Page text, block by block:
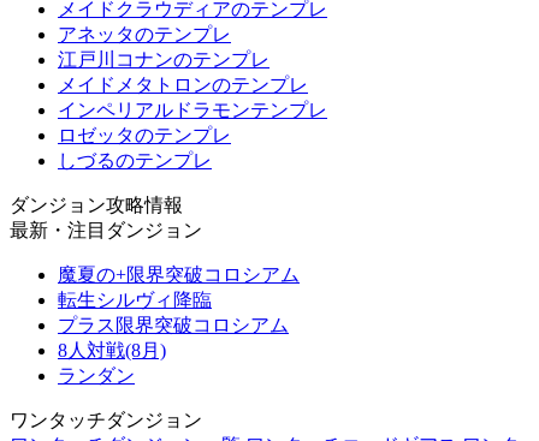
メイドクラウディアのテンプレ
アネッタのテンプレ
江戸川コナンのテンプレ
メイドメタトロンのテンプレ
インペリアルドラモンテンプレ
ロゼッタのテンプレ
しづるのテンプレ
ダンジョン攻略情報
最新・注目ダンジョン
魔夏の+限界突破コロシアム
転生シルヴィ降臨
プラス限界突破コロシアム
8人対戦(8月)
ランダン
ワンタッチダンジョン